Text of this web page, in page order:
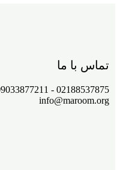
تماس با ما
02188537875 - 09033877211
info@maroom.org